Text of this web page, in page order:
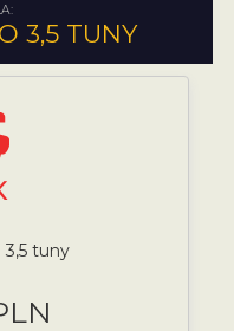
3,5 TUNY
tuny